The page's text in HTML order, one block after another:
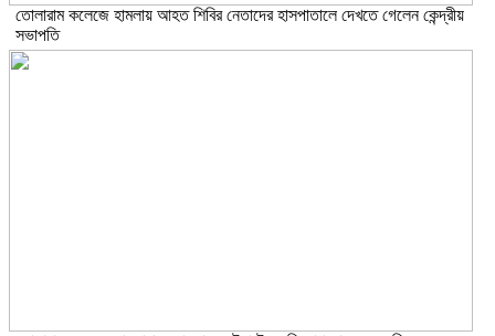
তোলারাম কলেজে হামলায় আহত শিবির নেতাদের হাসপাতালে দেখতে গেলেন কেন্দ্রীয়
সভাপতি